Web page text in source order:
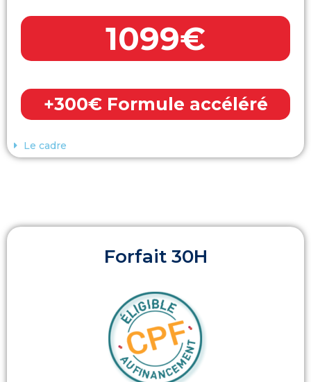
1099€
+300€ Formule accéléré
Le cadre
Forfait 30H